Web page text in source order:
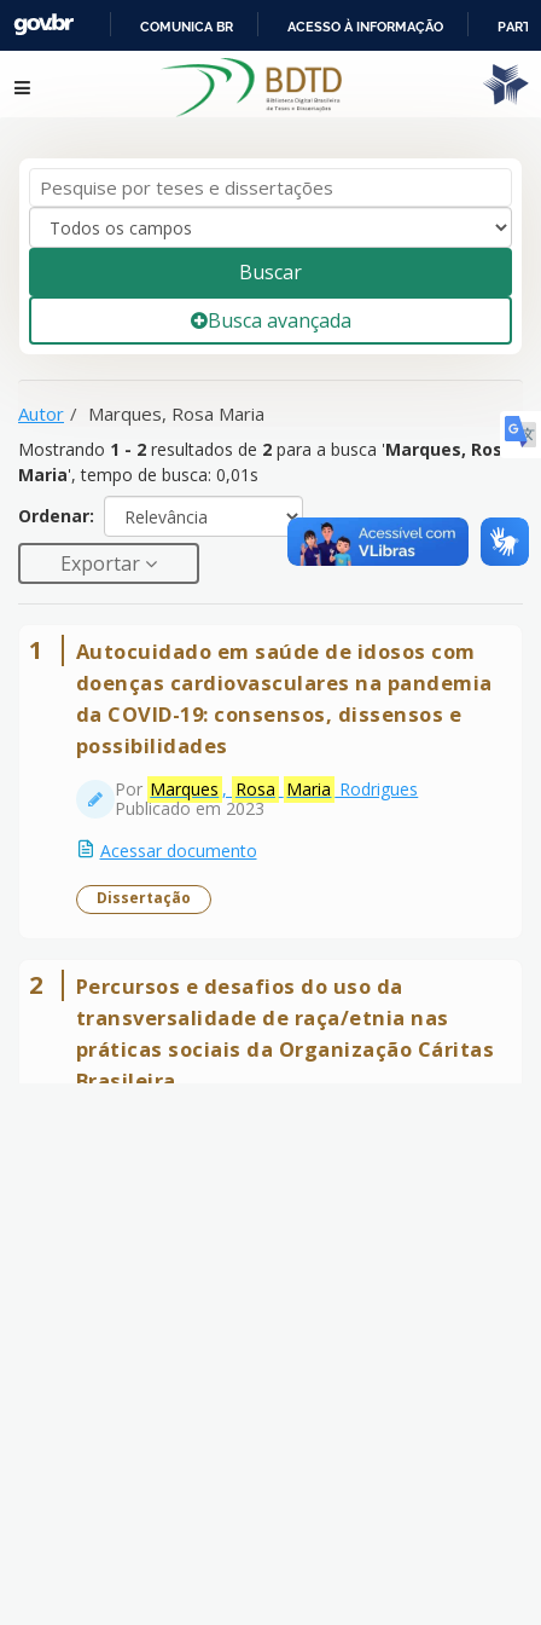
IR
PARA
COMUNICA BR ACESSO À INFORMAÇÃO
resultados de 2para a busca '
Marques, Rosa
Maria
Pular para o conteúdo
Buscar
Busca avançada
Autor Marques, Rosa Maria
Mostrando 1 - 2 resultados de 2 para a busca 'Marques, Rosa
Maria', tempo de busca: 0,01s
Ordenar:
Exportar
1
Autocuidado em saúde de idosos com
doenças cardiovasculares na pandemia
da COVID-19: consensos, dissensos e
possibilidades
Por Marques , Rosa Maria Rodrigues
Publicado em 2023
Acessar documento
Dissertação
2
Percursos e desafios do uso da
transversalidade de raça/etnia nas
práticas sociais da Organização Cáritas
Brasileira